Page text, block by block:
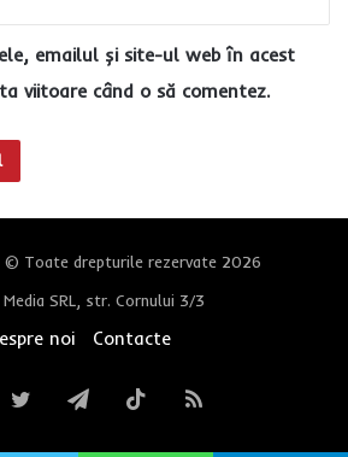
emailul și site-ul web în acest
viitoare când o să comentez.
© Toate drepturile rezervate 2026
SRL, str. Cornului 3/3
noi Contacte
TwitterTelegramTikTokRSS